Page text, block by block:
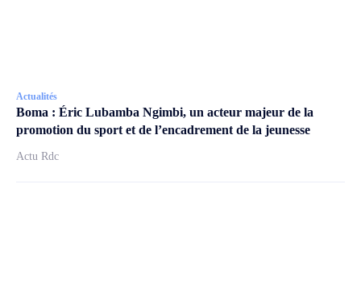
Actualités
Boma : Éric Lubamba Ngimbi, un acteur majeur de la
promotion du sport et de l’encadrement de la jeunesse
Actu Rdc